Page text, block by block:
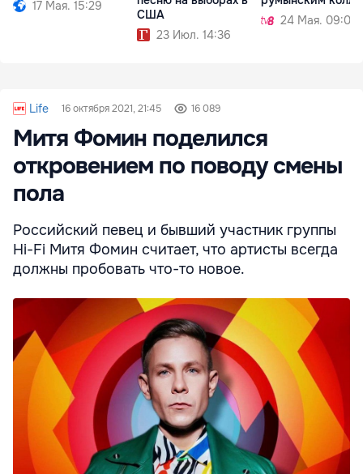
17 Мая. 15:29
США
23 Июл. 14:36
24 Мая. 09:03
Life 16 октября 2021, 21:45 16 089
Митя Фомин поделился
откровением по поводу смены
пола
Российский певец и бывший участник группы
Hi-Fi Митя Фомин считает, что артисты всегда
должны пробовать что-то новое.